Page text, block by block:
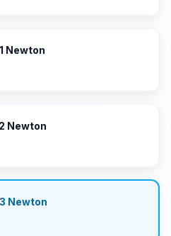
Newton
Newton
Newton